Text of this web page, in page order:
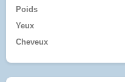
Poids
Yeux
Cheveux